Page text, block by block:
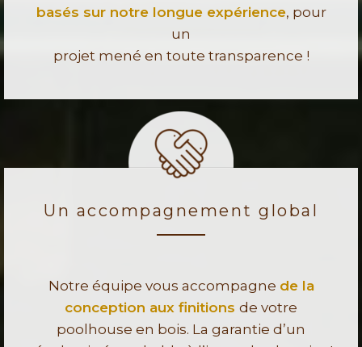
basés sur notre longue expérience, pour
un
projet mené en toute transparence !
Un accompagnement global
Notre équipe vous accompagne de la
conception aux finitions de votre
poolhouse en bois. La garantie d’un